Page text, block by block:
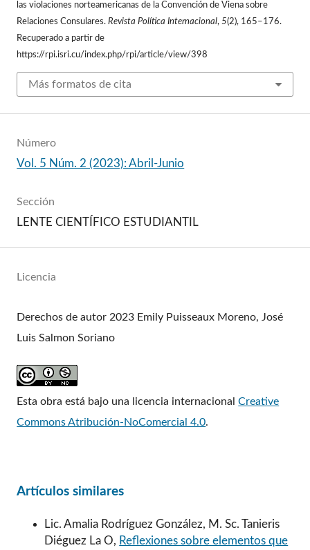
las violaciones norteamericanas de la Convención de Viena sobre
Relaciones Consulares.Revista Política Internacional, 5(2), 165–176.
Recuperado a partir de
https://rpi.isri.cu/index.php/rpi/article/view/398
Más formatos de cita
Número
Vol. 5 Núm. 2 (2023): Abril-Junio
Sección
LENTE CIENTÍFICO ESTUDIANTIL
Licencia
Derechos de autor 2023 Emily Puisseaux Moreno, José
Luis Salmon Soriano
Esta obra está bajo una licencia internacionalCreative
Commons Atribución-NoComercial 4.0.
Artículos similares
Lic. Amalia Rodríguez González, M. Sc. Tanieris
Diéguez La O, Reflexiones sobre elementos que